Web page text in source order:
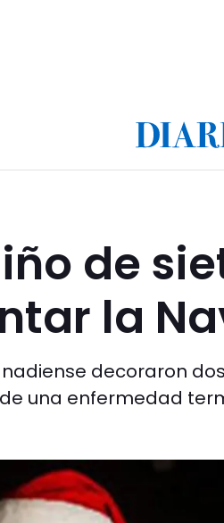
de
la
decoraron
una enfermedad